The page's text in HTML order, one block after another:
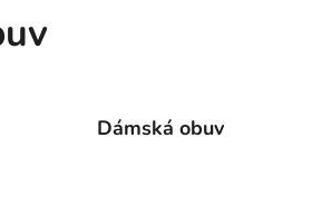
Dámská obuv